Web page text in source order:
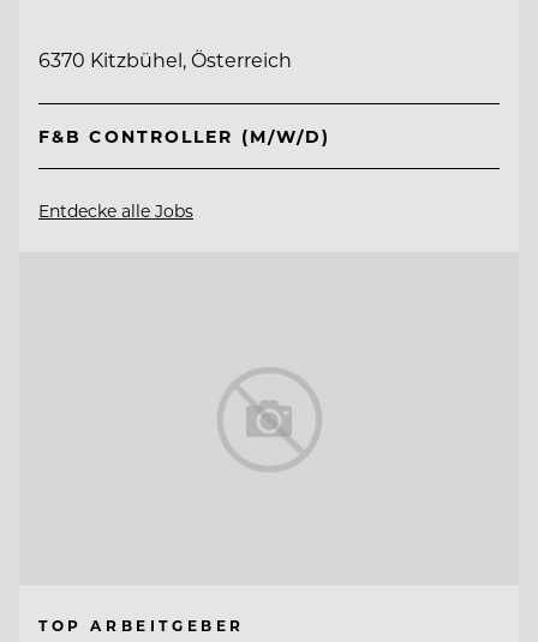
6370 Kitzbühel, Österreich
F&B CONTROLLER (M/W/D)
Entdecke alle Jobs
TOP ARBEITGEBER